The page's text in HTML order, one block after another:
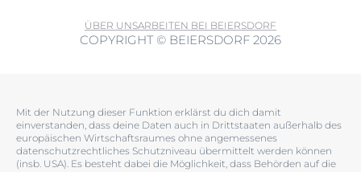
ÜBER UNSARBEITEN BEI BEIERSDORF
COPYRIGHT © BEIERSDORF 2026
Mit der Nutzung dieser Funktion erklärst du dich damit
einverstanden, dass deine Daten auch in Drittstaaten außerhalb des
europäischen Wirtschaftsraumes ohne angemessenes
datenschutzrechtliches Schutzniveau übermittelt werden können
(insb. USA). Es besteht dabei die Möglichkeit, dass Behörden auf die